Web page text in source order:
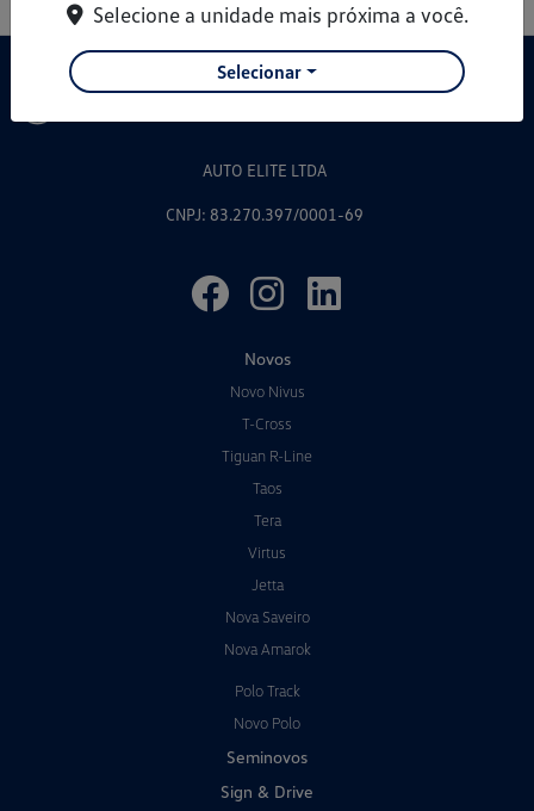
AUTO ELITE LTDA
CNPJ: 83.270.397/0001-69
Novos
Novo Nivus
T-Cross
Tiguan R-Line
Taos
Tera
Virtus
Jetta
Nova Saveiro
Nova Amarok
Polo Track
Novo Polo
Seminovos
Sign & Drive
Selecione a unidade mais próxima a você.
Selecionar